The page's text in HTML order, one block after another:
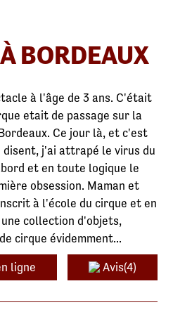
BORDEAUX
à l'âge de 3 ans. C'était
etait de passage sur la
Ce jour là, et c'est
disent, j'ai attrapé le virus du
et en toute logique le
obsession. Maman et
à l'école du cirque et en
collection d'objets,
cirque évidemment...
ligne Avis(4)